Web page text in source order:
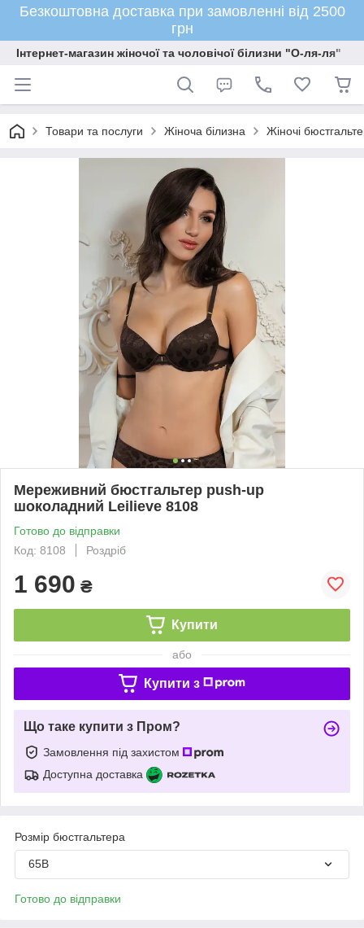
Безкоштовна доставка при замовленні від 2500
грн
Інтернет-магазин жіночої та чоловічої білизни "О-ля-ля"
Товари та послуги Жіноча білизна Жіночі
Мереживний бюстгальтер push-up
шоколадний Leilieve 8108
Готово до відправки
Код: 8108
Роздріб
1 690 ₴
Купити
або
Купити з
Що таке купити з Пром?
Замовлення під захистом
Доступна доставка
Розмір бюстгальтера
65B
Готово до відправки